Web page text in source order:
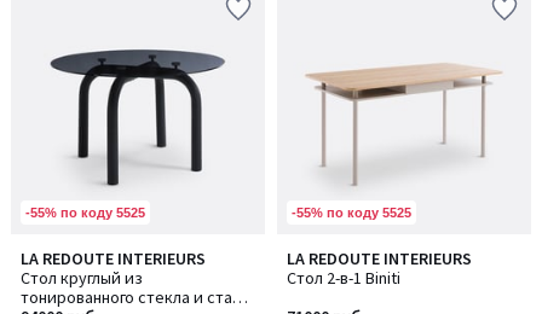
-55% по коду 5525
LA REDOUTE INTERIEURS
Стол круглый из
тонированного стекла и стали
-55% по коду 5525
LA REDOUTE INTERIEURS
Стол 2-в-1 Biniti